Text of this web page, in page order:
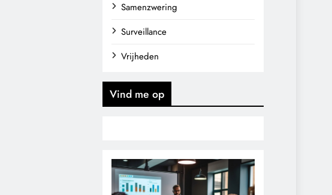
Samenzwering
Surveillance
Vrijheden
Vind me op